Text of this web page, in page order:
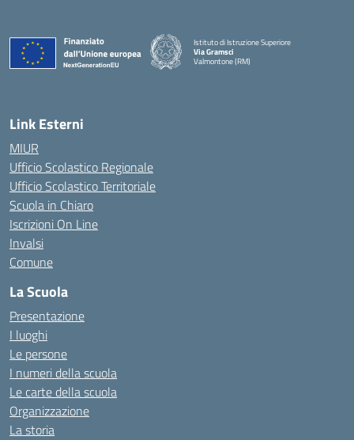
Istituto di Istruzione Superiore
Via Gramsci
Valmontone (RM)
Link Esterni
MIUR
Ufficio Scolastico Regionale
Ufficio Scolastico Territoriale
Scuola in Chiaro
Iscrizioni On Line
Invalsi
Comune
La Scuola
Presentazione
I luoghi
Le persone
I numeri della scuola
Le carte della scuola
Organizzazione
La storia